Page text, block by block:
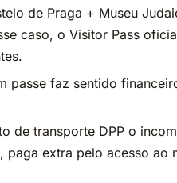
de Praga + Museu
caso, o Visitor Pass
passe faz sentido
de transporte DPP o
paga extra pelo acesso ao